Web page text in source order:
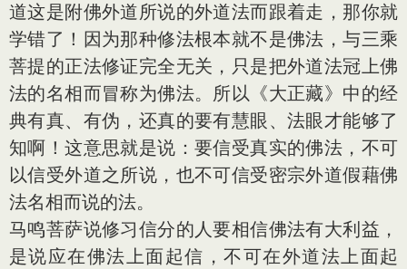
道这是附佛外道所说的外道法而跟着走，那你就
学错了！因为那种修法根本就不是佛法，与三乘
菩提的正法修证完全无关，只是把外道法冠上佛
法的名相而冒称为佛法。所以《大正藏》中的经
典有真、有伪，还真的要有慧眼、法眼才能够了
知啊！这意思就是说：要信受真实的佛法，不可
以信受外道之所说，也不可信受密宗外道假藉佛
法名相而说的法。
马鸣菩萨说修习信分的人要相信佛法有大利益，
是说应在佛法上面起信，不可在外道法上面起